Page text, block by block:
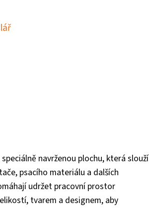
navrženou plochu, která slouží
psacího materiálu a dalších
udržet pracovní prostor
tvarem a designem, aby